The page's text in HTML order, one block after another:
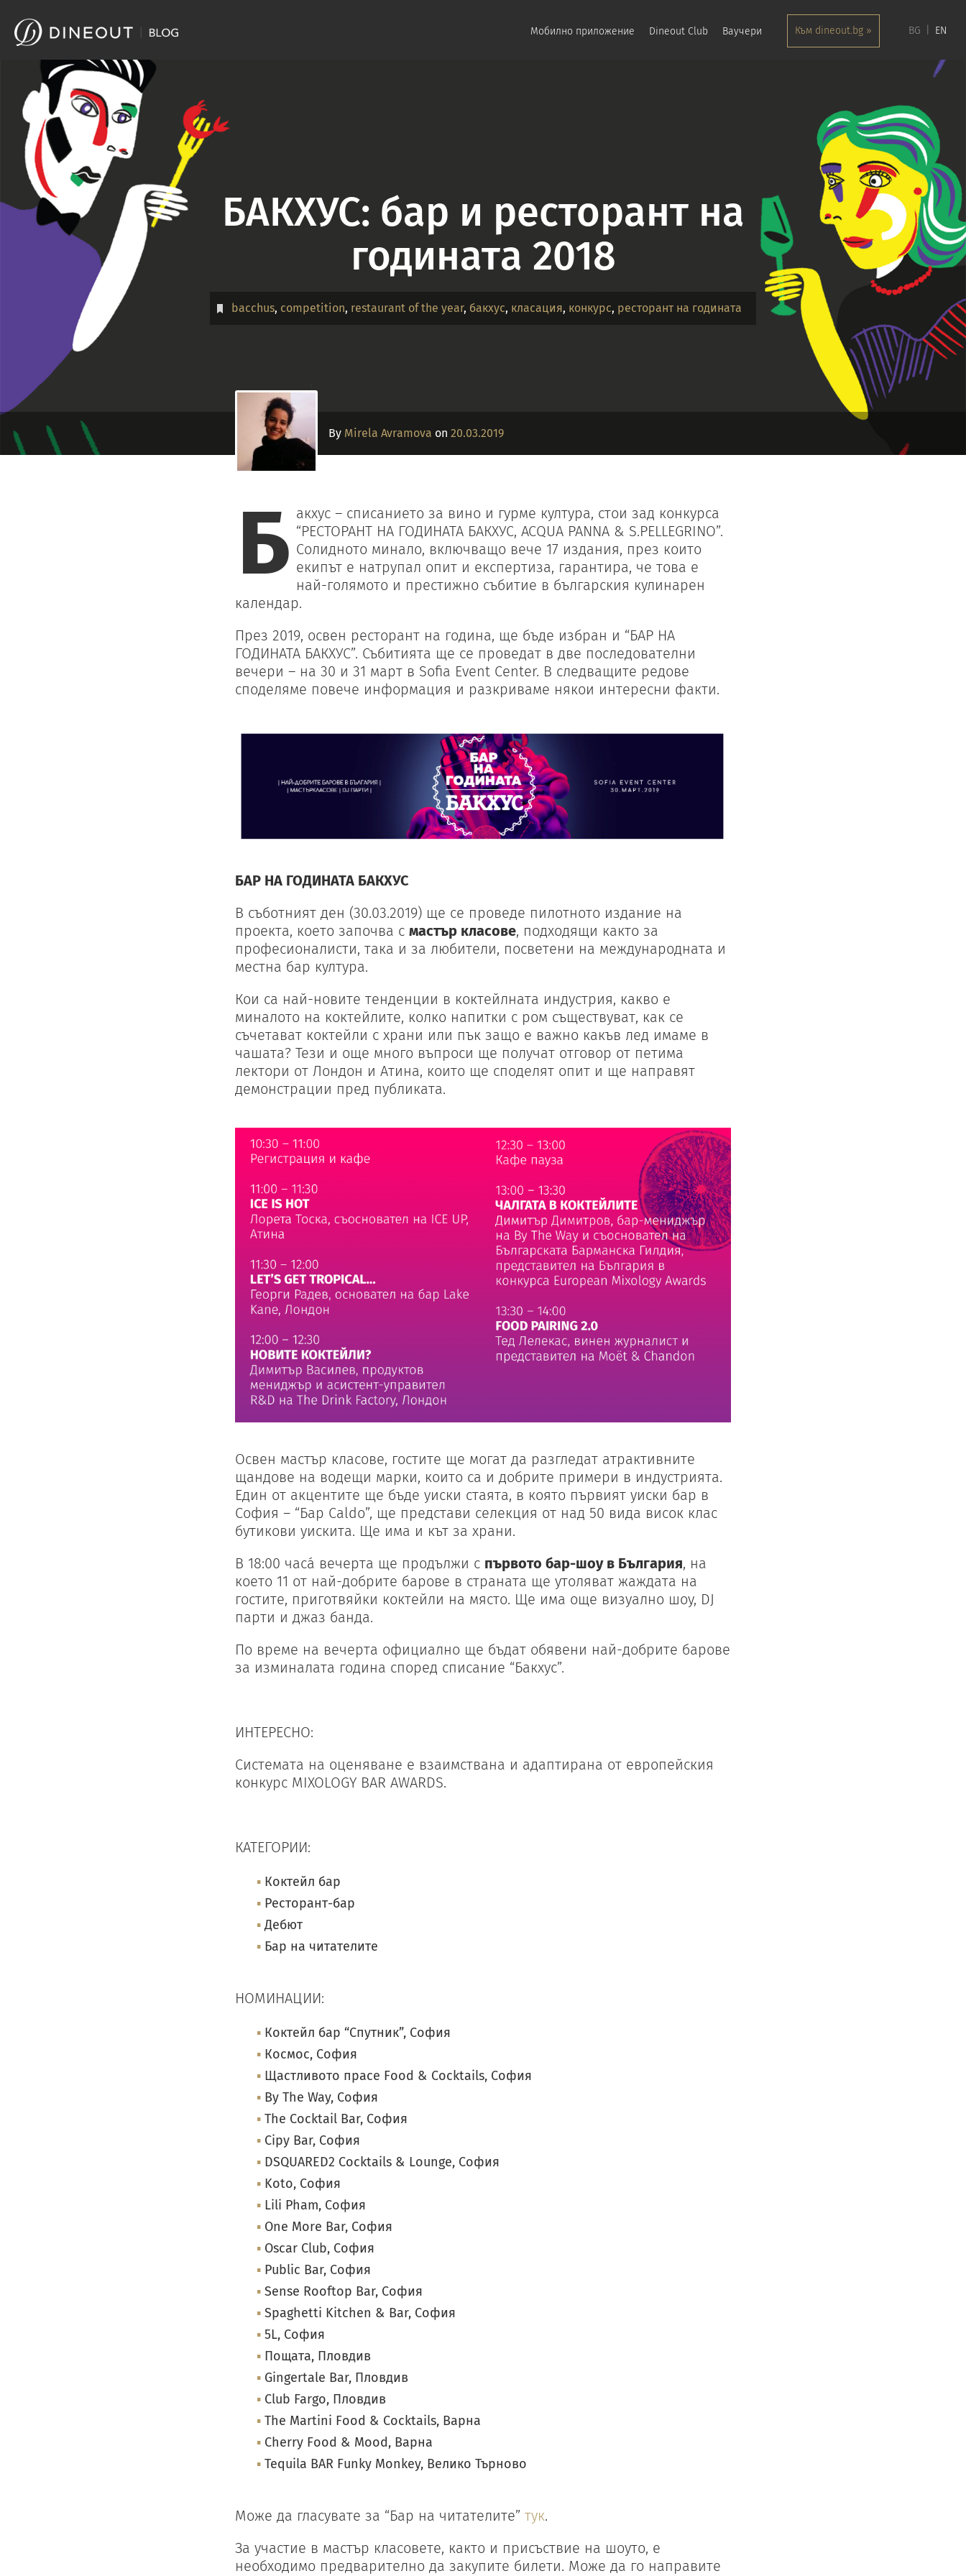
BG EN
Мобилно приложение Dineout Club Ваучери Към dineout.bg »
БАКХУС: бар и ресторант на
годината 2018
bacchus, competition, restaurant of the year, бакхус, класация, конкурс, ресторант на годината
By Mirela Avramova on 20.03.2019
Б акхус – списанието за вино и гурме култура, стои зад конкурса
“РЕСТОРАНТ НА ГОДИНАТА БАКХУС, ACQUA PANNA & S.PELLEGRINO”.
Солидното минало, включващо вече 17 издания, през които
екипът е натрупал опит и експертиза, гарантира, че това е
най-голямото и престижно събитие в българския кулинарен
календар.
През 2019, освен ресторант на година, ще бъде избран и “БАР НА
ГОДИНАТА БАКХУС”. Събитията ще се проведат в две последователни
вечери – на 30 и 31 март в Sofia Event Center. В следващите редове
споделяме повече информация и разкриваме някои интересни факти.
БАР НА ГОДИНАТА БАКХУС
В съботният ден (30.03.2019) ще се проведе пилотното издание на
проекта, което започва с мастър класове, подходящи както за
професионалисти, така и за любители, посветени на международната и
местна бар култура.
Кои са най-новите тенденции в коктейлната индустрия, какво е
миналото на коктейлите, колко напитки с ром съществуват, как се
съчетават коктейли с храни или пък защо е важно какъв лед имаме в
чашата? Тези и още много въпроси ще получат отговор от петима
лектори от Лондон и Атина, които ще споделят опит и ще направят
демонстрации пред публиката.
Освен мастър класове, гостите ще могат да разгледат атрактивните
щандове на водещи марки, които са и добрите примери в индустрията.
Един от акцентите ще бъде уиски стаята, в която първият уиски бар в
София – “Бар Caldo”, ще представи селекция от над 50 вида висок клас
бутикови уискита. Ще има и кът за храни.
В 18:00 часа́ вечерта ще продължи с първото бар-шоу в България, на
което 11 от най-добрите барове в страната ще утоляват жаждата на
гостите, приготвяйки коктейли на място. Ще има още визуално шоу, DJ
парти и джаз банда.
По време на вечерта официално ще бъдат обявени най-добрите барове
за изминалата година според списание “Бакхус”.
ИНТЕРЕСНО:
Системата на оценяване е взаимствана и адаптирана от европейския
конкурс MIXOLOGY BAR AWARDS.
КАТЕГОРИИ:
Коктейл бар
Ресторант-бар
Дебют
Бар на читателите
НОМИНАЦИИ:
Коктейл бар “Спутник”, София
Космос, София
Щастливото прасе Food & Cocktails, София
By The Way, София
The Cocktail Bar, София
Cipy Bar, София
DSQUARED2 Cocktails & Lounge, София
Koto, София
Lili Pham, София
One More Bar, София
Oscar Club, София
Public Bar, София
Sense Rooftop Bar, София
Spaghetti Kitchen & Bar, София
5L, София
Пощата, Пловдив
Gingertale Bar, Пловдив
Club Fargo, Пловдив
The Martini Food & Cocktails, Варна
Cherry Food & Mood, Варна
Tequila BAR Funky Monkey, Велико Търново
Може да гласувате за “Бар на читателите” тук.
За участие в мастър класовете, както и присъствие на шоуто, е
необходимо предварително да закупите билети. Може да го направите